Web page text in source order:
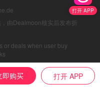
打开 APP
即购买 打开 APP
由Dealmoon核实后发布折
or deals when user buy